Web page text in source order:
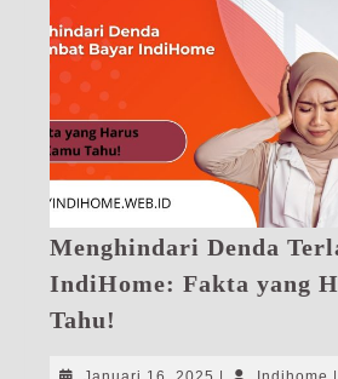
Menghindari Denda
IndiHome: Fakta yang
Tahu!
Terlambat